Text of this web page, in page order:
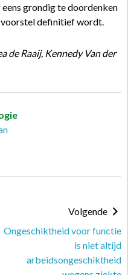
grondig te doordenken
definitief wordt.
de Raaij, Kennedy Van der
Volgende
Ongeschiktheid voor functie
is niet altijd
arbeidsongeschiktheid